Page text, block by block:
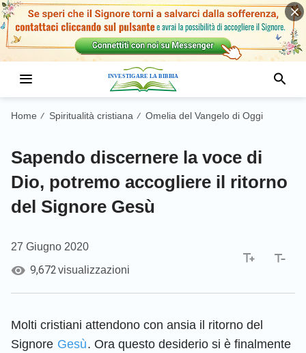
Home / Spiritualità cristiana / Omelia del Vangelo di Oggi
Sapendo discernere la voce di
Dio, potremo accogliere il ritorno
del Signore Gesù
27 Giugno 2020
9,672visualizzazioni
Molti cristiani attendono con ansia il ritorno del
Signore Gesù. Ora questo desiderio si è finalmente